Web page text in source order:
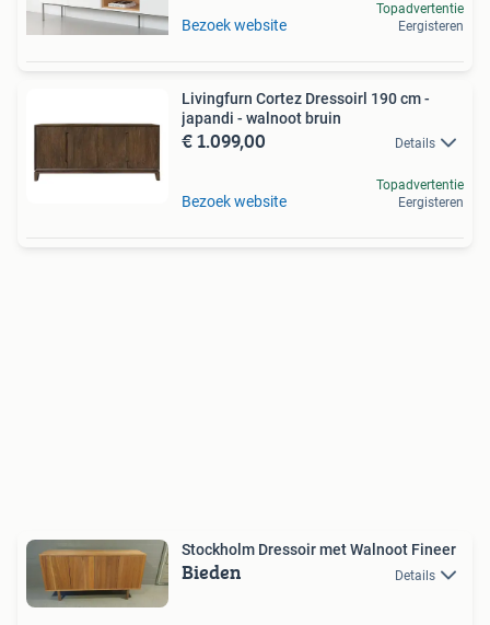
Bezoek website
Topadvertentie
Eergisteren
Livingfurn Cortez Dressoirl 190 cm -
japandi - walnoot bruin
€ 1.099,00 Details
Bezoek website
Topadvertentie
Eergisteren
Stockholm Dressoir met Walnoot Fineer
Bieden Details